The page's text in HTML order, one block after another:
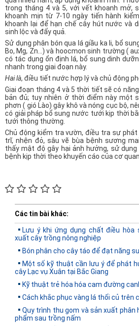
trong tháng 4 và 5, với vết khoanh mở,
khoanh mịn từ 7-10 ngày tiến hành
khoanh lại để hạn chế cây hút nước và
sinh lộc và đẩy quả.
Sử dụng phân bón qua lá giầu ka li, bổ
Bo, Mg, Zn…) và hoocmon sinh trường (
có tác dụng ổn định lá, bổ sung dinh
nhanh trong giai đoạn này.
Hai là, điều tiết nước hợp lý và chủ động
Giai đoạn tháng 4 và 5 thời tiết sẽ có
bản đủ; tuy nhiên ở thời điểm này một
phơn ( gió Lào) gây khô và nóng cục bộ,
có giải pháp bổ sung nước tưới kịp thời
tưới thông thường.
Chủ động kiểm tra vườn, điều tra sự
trĩ, nhện đỏ, sâu vẽ bùa bệnh sương
thấy mật độ gây hại ảnh hưởng, sử
bệnh kịp thời theo khuyến cáo của cơ
Các tin bài khác:
Lưu ý khi ứng dụng chất điều hòa
xuất cây trồng nông nghiệp
Bón phân cho cây táo để đạt năng
Một số kỹ thuật cần lưu ý để phát
cây Lạc vụ Xuân tại Bắc Giang
Kỹ thuật trẻ hóa hóa cam đường
Cách khắc phục vàng lá thối củ trên
Quy trình thu gom và sản xuất phân
phẩm sau trồng nấm